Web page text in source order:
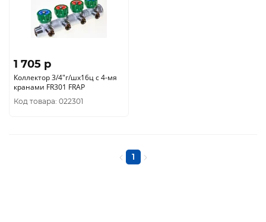
1 705 p
Коллектор 3/4"г/шх16ц с 4-мя
кранами FR301 FRAP
Код товара: 022301
1